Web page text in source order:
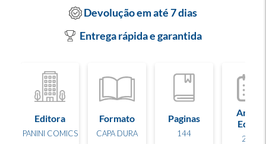
Devolução em até 7 dias
Entrega rápida e garantida
Editora
PANINI COMICS
Formato
CAPA DURA
Paginas
144
Ano de
Edição
2022